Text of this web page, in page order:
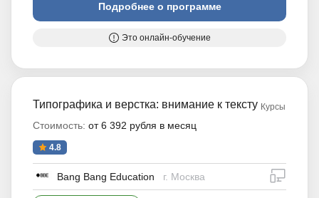
Подробнее о программе
Это онлайн-обучение
Типографика и верстка: внимание к тексту Курсы
Стоимость: от 6 392 рубля в месяц
4.8
Bang Bang Education г. Москва